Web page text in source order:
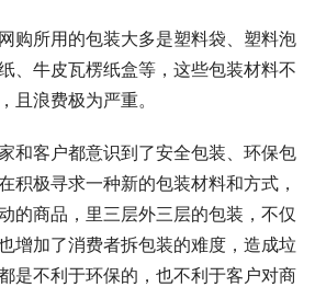
购所用的包装大多是塑料袋、塑料泡
、牛皮瓦楞纸盒等，这些包装材料不
且浪费极为严重。
和客户都意识到了安全包装、环保包
积极寻求一种新的包装材料和方式，
的商品，里三层外三层的包装，不仅
增加了消费者拆包装的难度，造成垃
是不利于环保的，也不利于客户对商